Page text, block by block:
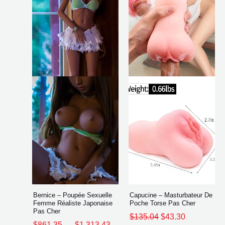
Bernice – Poupée Sexuelle
Femme Réaliste Japonaise
Pas Cher
$1,313.43
variations.
options
peuvent
choisies
la
du
produit
Capucine – Masturbateur De
Poche Torse Pas Cher
$135.04 $43.30